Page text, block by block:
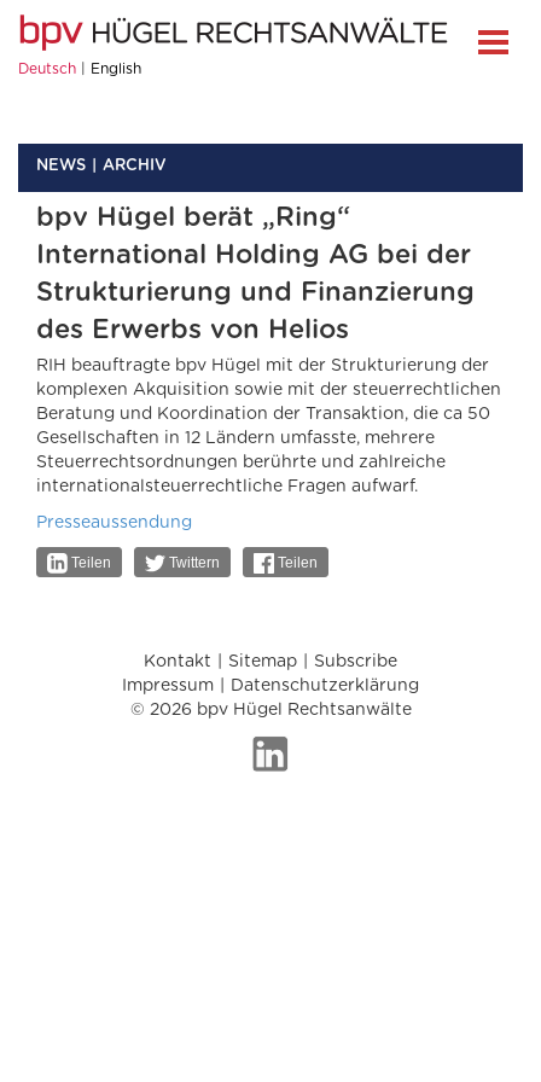
Deutsch English
NEWS ARCHIV
bpv Hügel berät „Ring“
International Holding AG bei der
Strukturierung und Finanzierung
des Erwerbs von Helios
RIH beauftragte bpv Hügel mit der Strukturierung der
komplexen Akquisition sowie mit der steuerrechtlichen
Beratung und Koordination der Transaktion, die ca 50
Gesellschaften in 12 Ländern umfasste, mehrere
Steuerrechtsordnungen berührte und zahlreiche
internationalsteuerrechtliche Fragen aufwarf.
Presseaussendung
Teilen Twittern Teilen
Kontakt Sitemap
Subscribe
Impressum
Datenschutzerklärung
© 2026 bpv Hügel Rechtsanwälte